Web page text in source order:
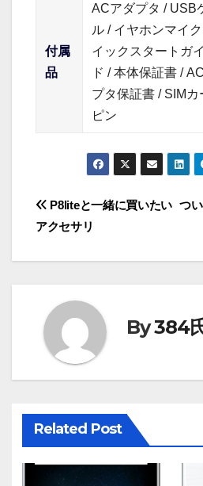
付属
品
ACアダプタ / USB
ル / イヤホンマイク
イックスタートガイ
ド / 本体保証書 /
プタ保証書 / SIMカ
ピン
投
稿
ビ
ゲ
ー
ョ
ン
つ
P8liteと一緒に買いたい
アクセサリ
By384
Related Post